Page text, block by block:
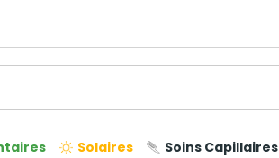
Solaires Soins Capillaires